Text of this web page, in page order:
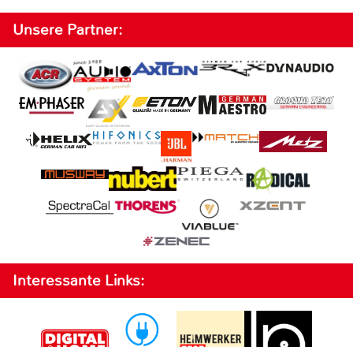
Unsere Partner:
Interessante Links: